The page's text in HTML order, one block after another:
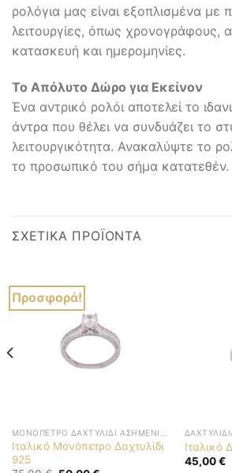
ρολόγια μας είναι εξοπλισμένα με
λειτουργίες, όπως χρονογράφους,
κατασκευή και ημερομηνίες.
Το Απόλυτο Δώρο για Εκείνον
Ένα αντρικό ρολόι αποτελεί το
άντρα που θέλει να συνδυάζει το
λειτουργικότητα. Ανακαλύψτε το
το προσωπικό του σήμα κατατεθέν.
ΣΧΕΤΙΚΆ ΠΡΟΪΌΝΤΑ
Προσφορά!
Ιταλικό Μονόπετρο Δαχτυλίδι
925
Ιταλικό
45,00€